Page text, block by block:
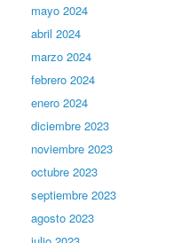
mayo 2024
abril 2024
marzo 2024
febrero 2024
enero 2024
diciembre 2023
noviembre 2023
octubre 2023
septiembre 2023
agosto 2023